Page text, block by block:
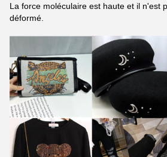
La force moléculaire est haute et il n'est
déformé.